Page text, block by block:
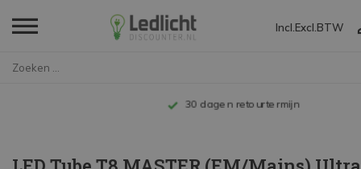
Incl. Excl. BTW
Tot 10 jaar garantie